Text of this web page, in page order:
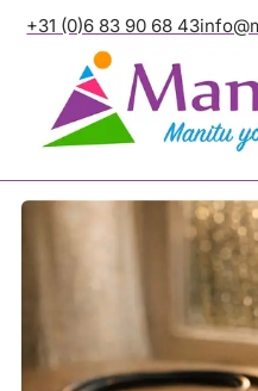
+31 (0)6 83 90 68 43